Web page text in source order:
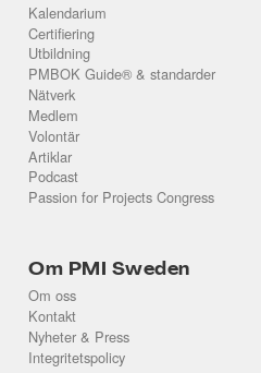
Kalendarium
Certifiering
Utbildning
PMBOK Guide® & standarder
Nätverk
Medlem
Volontär
Artiklar
Podcast
Passion for Projects Congress
Om PMI Sweden
Om oss
Kontakt
Nyheter & Press
Integritetspolicy